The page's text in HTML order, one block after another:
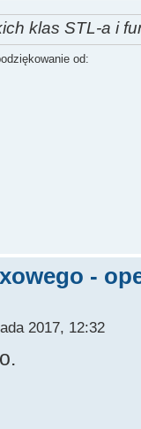
klas STL-a i
od:
-
2017, 12:32